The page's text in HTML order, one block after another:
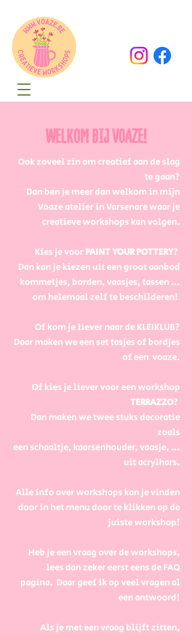
WELKOM BIJ VOAZE!
Ook zoveel zin om creatief aan de slag
te gaan?
Dan ben je meer dan welkom in mijn
Voaze atelier in Varsenare waar je
creatieve workshops kan volgen.
Kies je voorPAINT YOUR POTTERY?
Dan kan je kiezen uit een groot aanbod
kommetjes, borden, vaasjes, tassen ...
om helemaal zelf te beschilderen!
Of kom je liever naar de KLEIKLUB?
Daar maken we een set tasjes of bordjes
of een voaze.
Of kies je liever voor een workshop
TERRAZZO?
Dan maken we twee stuks decoratie
zoals
een schaaltje, kaarsenhouder, vaasje, ...
uit acrylhars.
Alle info over workshops kan je vinden
door in het menu door te klikken op de
juiste workshop!
Heb je een vraag over de workshops,
lees dan zeker eerst eens de FAQ
pagina. Daar geef ik op veel vragen al
een antwoord!
Als je met een vraag blijft zitten,